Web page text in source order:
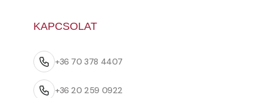
KAPCSOLAT
+36 70 378 4407
+36 20 259 0922